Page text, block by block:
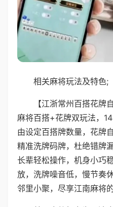
相关麻将玩法及特色;
【江浙常州百搭花牌
麻将百搭+花牌双玩法，
由设定百搭牌数量，花牌
精准洗牌码牌，杜绝错牌
长辈轻松操作，机身小巧
放，洗牌噪音低，慢节奏
邻里小聚，尽享江南麻将